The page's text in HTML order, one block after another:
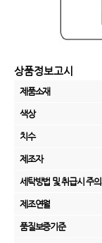
상품정보고시
제품소재
색상
치수
제조자
세탁방법 및 취급시 주
제조연월
품질보증기준